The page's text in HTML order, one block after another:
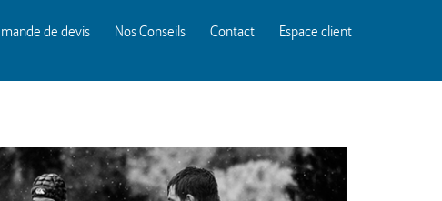
de devis Nos Conseils Contact Espace client